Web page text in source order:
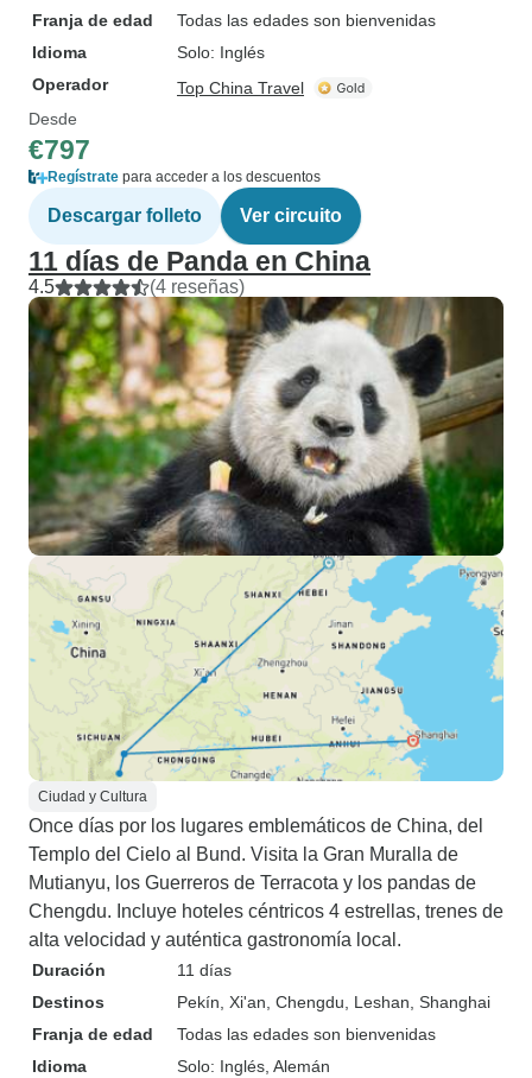
Franja de edad
Todas las edades son bienvenidas
Idioma
Solo: Inglés
Operador
Top China Travel
Desde
€797
Regístrate para acceder a los descuentos
Descargar folleto Ver circuito
11 días de Panda en China
4.5 (4 reseñas)
Ciudad y Cultura
Once días por los lugares emblemáticos de China, del
Templo del Cielo al Bund. Visita la Gran Muralla de
Mutianyu, los Guerreros de Terracota y los pandas de
Chengdu. Incluye hoteles céntricos 4 estrellas, trenes de
alta velocidad y auténtica gastronomía local.
Duración
11 días
Destinos
Pekín , Xi'an , Chengdu , Leshan , Shanghai
Franja de edad
Todas las edades son bienvenidas
Idioma
Solo: Inglés, Alemán